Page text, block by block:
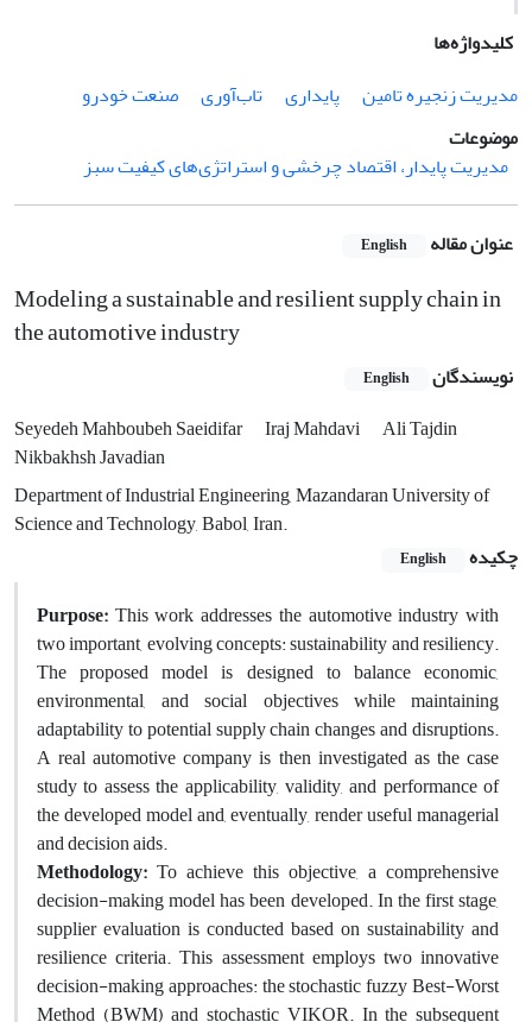
کلیدواژه‌ها
مدیریت زنجیره تامین
پایداری تاب‌آوری
صنعت خودرو
موضوعات
مدیریت پایدار، اقتصاد چرخشی و استراتژی‌های کیفیت سبز
عنوان مقاله English
Modeling a sustainable and resilient supply chain in
the automotive industry
نویسندگان English
Seyedeh Mahboubeh Saeidifar Iraj Mahdavi
Ali Tajdin
Nikbakhsh Javadian
Department of Industrial Engineering, Mazandaran University of
Science and Technology, Babol, Iran.
چکیده
English
Purpose: This work addresses the automotive industry with
two important, evolving concepts: sustainability and resiliency.
The proposed model is designed to balance economic,
environmental, and social objectives while maintaining
adaptability to potential supply chain changes and disruptions.
A real automotive company is then investigated as the case
study to assess the applicability, validity, and performance of
the developed model and, eventually, render useful managerial
and decision aids.
Methodology: To achieve this objective, a comprehensive
decision-making model has been developed. In the first stage,
supplier evaluation is conducted based on sustainability and
resilience criteria. This assessment employs two innovative
decision-making approaches: the stochastic fuzzy Best-Worst
Method (BWM) and stochastic VIKOR. In the subsequent